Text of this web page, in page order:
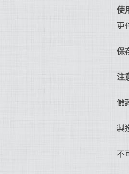
使
更
保
注
儲
製
不